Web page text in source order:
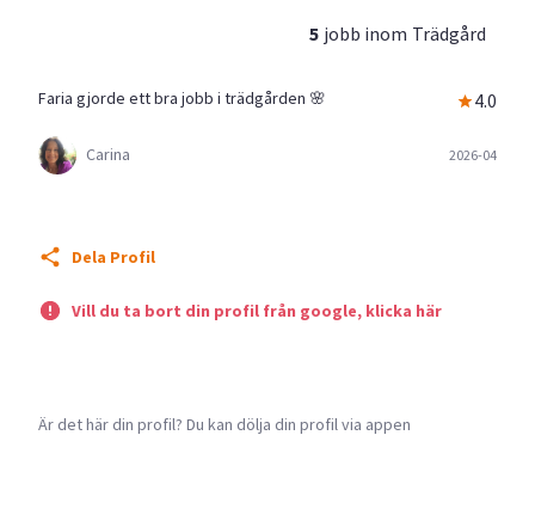
5 jobb inom Trädgård
Faria gjorde ett bra jobb i trädgården 🌸 4.0
Carina 2026-04
Dela Profil
Vill du ta bort din profil från google, klicka här
Är det här din profil? Du kan dölja din profil via appen